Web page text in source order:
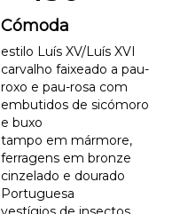
Cómoda
estilo Luís XV/Luís XVI
carvalho faixeado a pau-
roxo e pau-rosa com
embutidos de sicómoro
e buxo
tampo em mármore,
ferragens em bronze
cinzelado e dourado
Portuguesa